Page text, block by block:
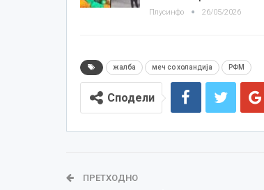
Плусинфо 26/05/2026
жалба меч со холандија РФМ
Сподели
ПРЕТХОДНО